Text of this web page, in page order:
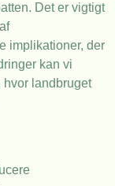
Det er vigtigt
implikationer, der
kan vi
landbruget